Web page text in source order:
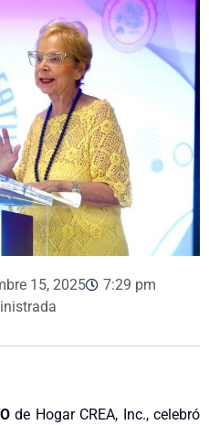
15, 2025
7:29 pm
de Hogar CREA, Inc., celebró